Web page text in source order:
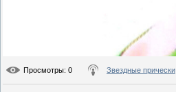
Просмотры: 0 Звездные прически